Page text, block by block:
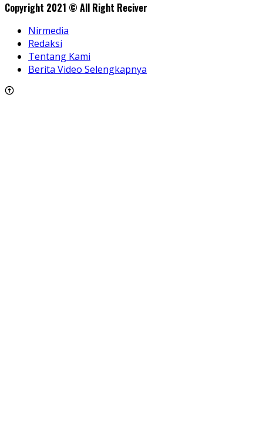
Copyright 2021 © All Right Reciver
Nirmedia
Redaksi
Tentang Kami
Berita Video Selengkapnya